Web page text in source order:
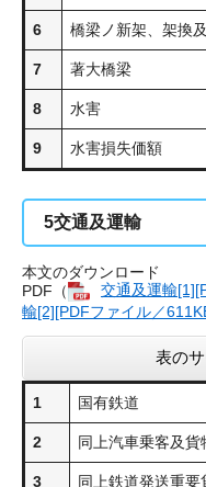
6 橋梁ノ新架、架換
7 著大橋梁
8 水害
9 水害損失価額
5交通及運輸
本文のダウンロード
PDF（
交通及運輸
輸[2][PDFファイル／
表の
1 国有鉄道
2 同上汽車乗客及貨
3 同上鉄道発送重要